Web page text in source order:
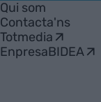
Qui som
Contacta'ns
Totmedia
EnpresaBIDEA